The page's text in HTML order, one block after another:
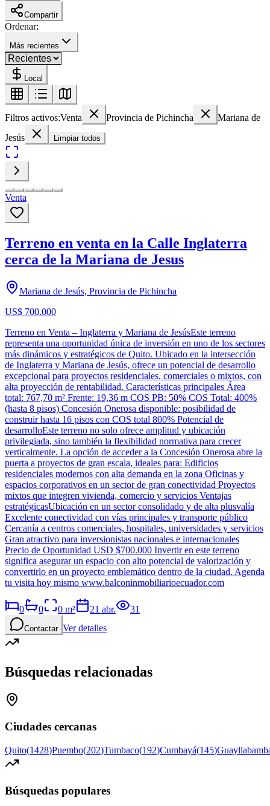
Compartir
Ordenar:
Más recientes
Local
Filtros activos:Venta Provincia de Pichincha
Mariana de
Jesús
Limpiar todos
Venta
Terreno en venta en la Calle Inglaterra
cerca de la Mariana de Jesus
Mariana de Jesús, Provincia de Pichincha
US$ 700.000
Terreno en Venta – Inglaterra y Mariana de JesúsEste terreno
representa una oportunidad única de inversión en uno de los sectores
más dinámicos y estratégicos de Quito. Ubicado en la intersección
de Inglaterra y Mariana de Jesús, ofrece un potencial de desarrollo
excepcional para proyectos residenciales, comerciales o mixtos, con
alta proyección de rentabilidad. Características principales Área
total: 767,70 m² Frente: 19,36 m COS PB: 50% COS Total: 400%
(hasta 8 pisos) Concesión Onerosa disponible: posibilidad de
construir hasta 16 pisos con COS total 800% Potencial de
desarrolloEste terreno no solo ofrece amplitud y ubicación
privilegiada, sino también la flexibilidad normativa para crecer
verticalmente. La opción de acceder a la Concesión Onerosa abre la
puerta a proyectos de gran escala, ideales para: Edificios
residenciales modernos con alta demanda en la zona Oficinas y
espacios corporativos en un sector de gran conectividad Proyectos
mixtos que integren vivienda, comercio y servicios Ventajas
estratégicasUbicación en un sector consolidado y de alta plusvalía
Excelente conectividad con vías principales y transporte público
Cercanía a centros comerciales, hospitales, universidades y servicios
Gran atractivo para inversionistas nacionales e internacionales
Precio de Oportunidad USD $700.000 Invertir en este terreno
significa asegurar un espacio con alto potencial de valorización y
convertirlo en un proyecto emblemático dentro de la ciudad. Agenda
tu visita hoy mismo www.balconinmobiliarioecuador.com
0 0 0 m² 21 abr. 31
Contactar Ver detalles
Búsquedas relacionadas
Ciudades cercanas
Quito(1428)Puembo(202)Tumbaco(192)Cumbayá(145)
Búsquedas populares